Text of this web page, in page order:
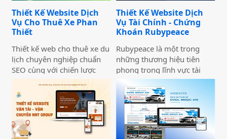
hiệu một cách ấn tượng và
chuyên nghiệp trên môi
trường trực tuyến.
chuẩn SEO và đầy đủ chức
năng phục vụ doanh
nghiệp.
Thiết Kế Website Dịch
Vụ Cho Thuê Xe Phan
Thiết
Thiết kế web cho thuê xe du
lịch chuyên nghiệp chuẩn
SEO cùng với chiến lược
marketing hiệu quả sẽ giúp
doanh nghiệp của bạn gia
tăng doanh số bán hàng
một cách hiệu quả và nhanh
chóng.
Thiết Kế Website Dịch
Vụ Tài Chính - Chứng
Khoán Rubypeace
Rubypeace là một trong
những thương hiệu tiên
phong trong lĩnh vực tài
chính và chứng khoán,
mang đến cho khách hàng
giải pháp đầu tư hiệu quả,
an toàn và minh bạch. Với
sứ mệnh hỗ trợ nhà đầu tư
xây dựng chiến lược tài